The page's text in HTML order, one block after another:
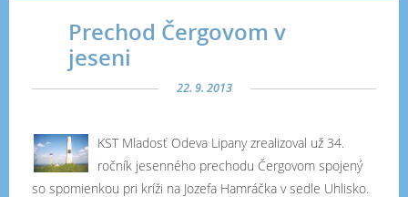
Prechod Čergovom v
jeseni
22. 9. 2013
KST Mladosť Odeva Lipany zrealizoval už 34.
ročník jesenného prechodu Čergovom spojený
so spomienkou pri kríži na Jozefa Hamráčka v sedle Uhlisko.